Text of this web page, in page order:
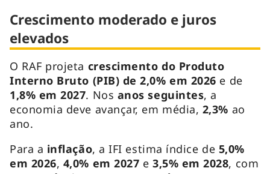
Crescimento moderado e juros
elevados
O RAF projeta crescimento do Produto
Interno Bruto (PIB) de 2,0% em 2026 e de
1,8% em 2027. Nos anos seguintes, a
economia deve avançar, em média, 2,3% ao
ano.
Para a inflação, a IFI estima índice de 5,0%
em 2026, 4,0% em 2027 e 3,5% em 2028, com